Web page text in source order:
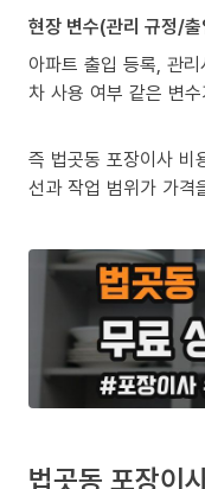
현장 변수(관리 규정/
아파트 출입 등록, 관
차 사용 여부 같은 변
즉 법곳동 포장이사 비
선과 작업 범위가 가격
법곳동 포장이